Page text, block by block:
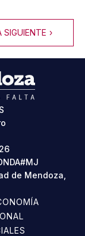
SIGUIENTE ›
de Mendoza,